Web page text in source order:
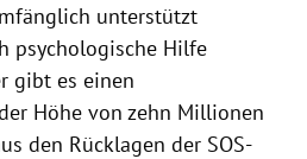
unterstützt
psychologische Hilfe
gibt es einen
Höhe von zehn Millionen
den Rücklagen der SOS-